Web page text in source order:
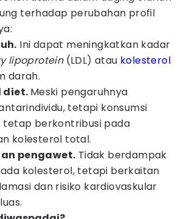
terhadap perubahan profil
Ini dapat meningkatkan kadar
lipoprotein(LDL) atau kolesterol
darah.
diet. Meski pengaruhnya
tetapi konsumsi
tetap berkontribusi pada
kolesterol total.
pengawet. Tidak berdampak
kolesterol, tetapi berkaitan
dan risiko kardiovaskular